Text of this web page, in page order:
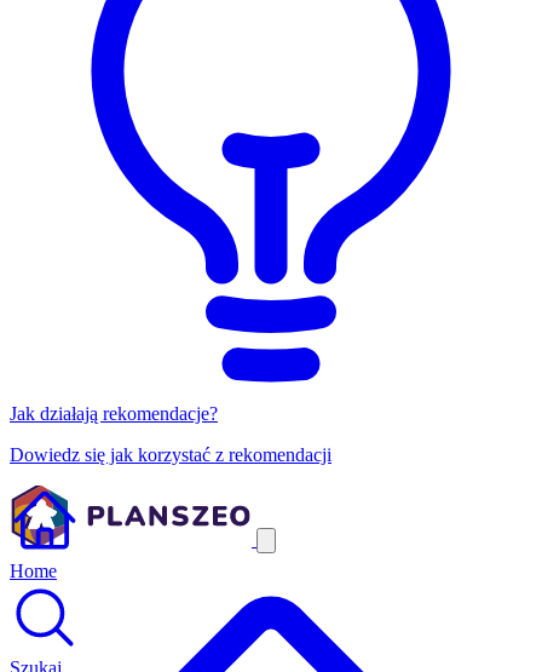
Jak działają rekomendacje?
Dowiedz się jak korzystać z rekomendacji
Home
Szukaj